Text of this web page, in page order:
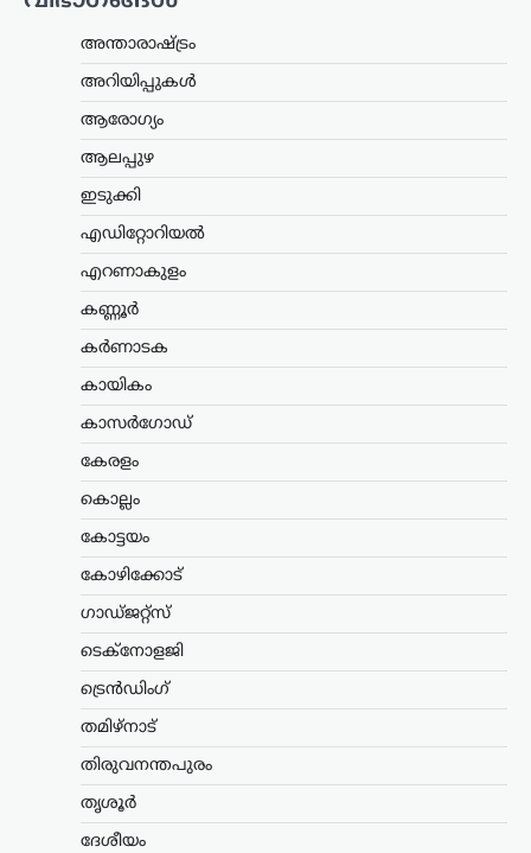
അന്താരാഷ്ട്രം
അറിയിപ്പുകൾ
ആരോഗ്യം
ആലപ്പുഴ
ഇടുക്കി
എഡിറ്റോറിയൽ
എറണാകുളം
കണ്ണൂർ
കർണാടക
കായികം
കാസർഗോഡ്
കേരളം
കൊല്ലം
കോട്ടയം
കോഴിക്കോട്
ഗാഡ്ജറ്റ്സ്
ടെക്നോളജി
ട്രെൻഡിംഗ്
തമിഴ്നാട്
തിരുവനന്തപുരം
തൃശൂർ
ദേശീയം
പിൻവലിച്ചു. ചെങ്കൽപ്പേട്ട് ജില്ലാ കുടുംബ
കോടതിയിലാണ്…
കേന്ദ്രത്തിന്റെ എഥനോൾ-
പെട്രോൾ
പ്രതിഷേധം ശക്തമാക്കും;
മുന്നറിയിപ്പുമായി
സിപിഐഎം
പെട്രോൾ നയത്തിനെതിരെ രൂക്ഷ
ബ്യൂറോ. ഭക്ഷ്യവിളകൾ ഇന്ധന
ഉൽപ്പാദനത്തിനായി വ്യാപകമായി
ഭക്ഷ്യസുരക്ഷയെ ബാധിക്കുമെന്നാണ്
കേരളം,തിരുവനന്തപുരം,വാർത്തകൾ
അടിയന്തര
സാഹചര്യത്തിൽ
വെടിവെക്കാൻ നിർദേശം;
അർജുൻ
പൊലീസ്
ന്യൂസ് ഡെസ്ക്
ഓഗസ്റ്റ്‌ 7, 2026
നിരവധി ക്രിമിനൽ കേസുകളിൽ